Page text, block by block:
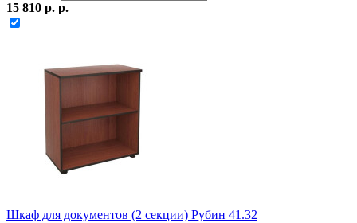
15 810 р. р.
Шкаф для документов (2 секции) Рубин 41.32